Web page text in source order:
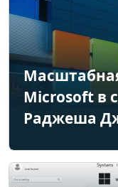
Microsoft в
Раджеша